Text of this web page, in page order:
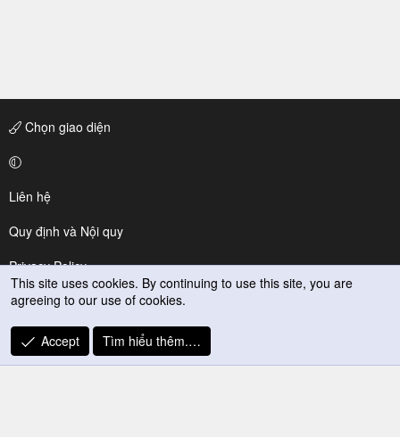
Chọn giao diện
Liên hệ
Quy định và Nội quy
Privacy Policy
Trợ giúp
R
S
This site uses cookies. By continuing to use this site, you are
agreeing to our use of cookies.
Accept Tìm hiểu thêm.…